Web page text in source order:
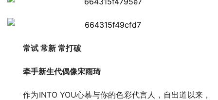
常试 常新 常打破
牵手新生代偶像宋雨琦
作为INTO YOU心慕与你的色彩代言人，自出道以来，